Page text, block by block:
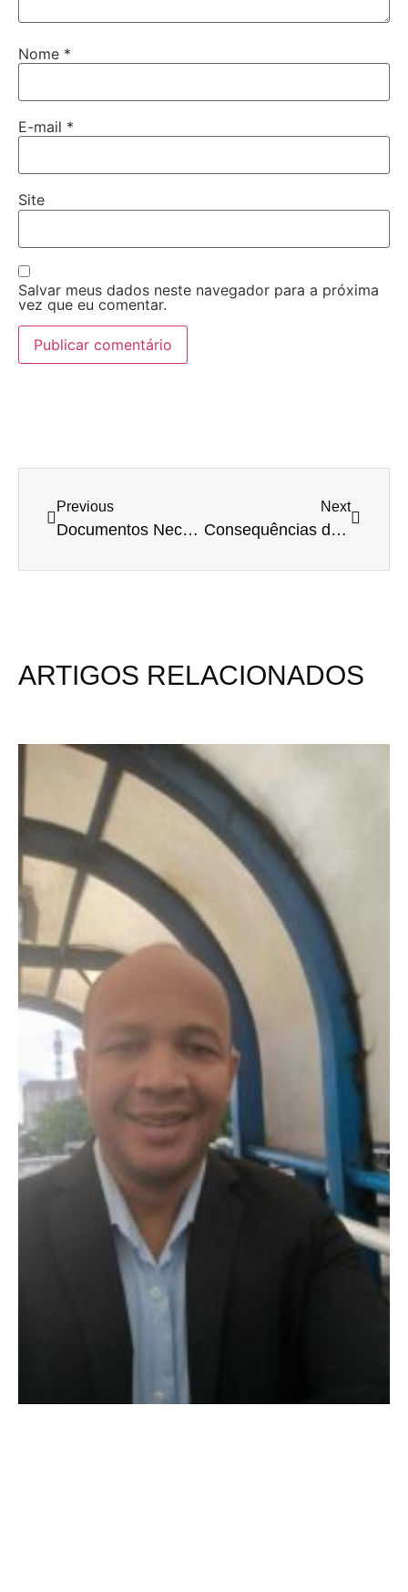
Nome *
E-mail *
Site
Salvar meus dados neste navegador para a próxima
vez que eu comentar.
Previous
Documentos Necessários para Recolhimento do ITCMD
Next
Consequências do Não Pagamento do ITCMD
ARTIGOS RELACIONADOS